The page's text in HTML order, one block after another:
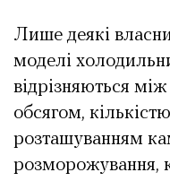
Лише деякі
моделі
відрізняються
обсягом,
розташуванням
розморожування,